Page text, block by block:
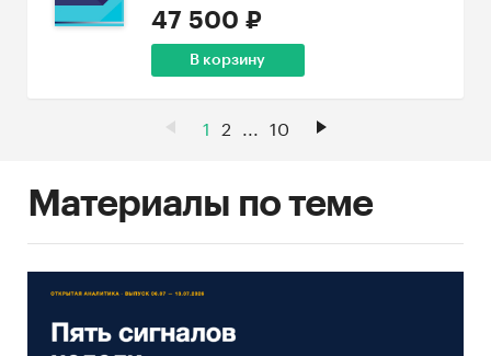
47 500 ₽
В корзину
1 2 ... 10
Материалы по теме